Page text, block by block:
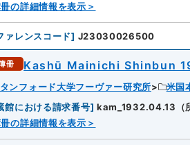
冊の詳細情報を表示＞
ァレンスコード] J23030026500
冊 Kashū Mainichi Shinbun
ンフォード大学フーヴァー研究所 米国
館における請求番号] kam_1932.04.13（
冊の詳細情報を表示＞